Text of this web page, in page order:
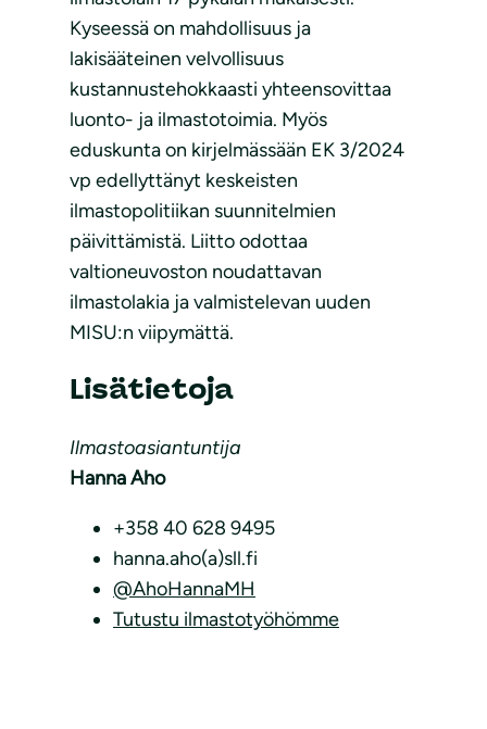
Kyseessä on mahdollisuus ja
lakisääteinen velvollisuus
kustannustehokkaasti yhteensovittaa
luonto- ja ilmastotoimia. Myös
eduskunta on kirjelmässään EK 3/2024
vp edellyttänyt keskeisten
ilmastopolitiikan suunnitelmien
päivittämistä. Liitto odottaa
valtioneuvoston noudattavan
ilmastolakia ja valmistelevan uuden
MISU:n viipymättä.
Lisätietoja
Ilmastoasiantuntija
Hanna Aho
+358 40 628 9495
hanna.aho(a)sll.fi
@AhoHannaMH
Tutustu ilmastotyöhömme